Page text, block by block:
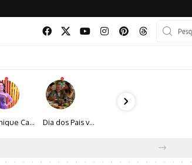
Monique Camacho é homenageada no Prêmio Gênios da Atualidade 2026 Dia dos Pais vai além do almoço: como transformar a data em experiência, afeto e boas escolhas